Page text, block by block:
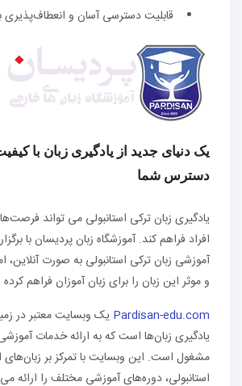
قابلیت دسترسی آسان و انعطاف‌پذیری
یک دنیای جدید از یادگیری زبان با
دسترس شما
یادگیری زبان ترکی استانبولی می ‌تواند
افراد فراهم کند. آموزشگاه زبان پردیسان با
آموزشی زبان ترکی استانبولی به صورت آنلاین،
و موثر این زبان را برای زبان‌ آموزان فراهم
Pardisan-edu.com یک وبسایت معتبر در
یادگیری زبان‌ها است که به ارائه خدمات
مشغول است. این وبسایت با تمرکز بر زبان‌های
استانبولی، دوره‌های آموزشی مختلف را ارائه